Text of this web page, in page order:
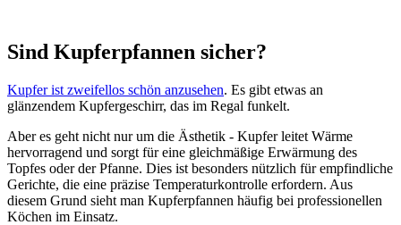
Sind Kupferpfannen sicher?
Kupfer ist zweifellos schön anzusehen. Es gibt etwas an
glänzendem Kupfergeschirr, das im Regal funkelt.
Aber es geht nicht nur um die Ästhetik - Kupfer leitet Wärme
hervorragend und sorgt für eine gleichmäßige Erwärmung des
Topfes oder der Pfanne. Dies ist besonders nützlich für empfindliche
Gerichte, die eine präzise Temperaturkontrolle erfordern. Aus
diesem Grund sieht man Kupferpfannen häufig bei professionellen
Köchen im Einsatz.